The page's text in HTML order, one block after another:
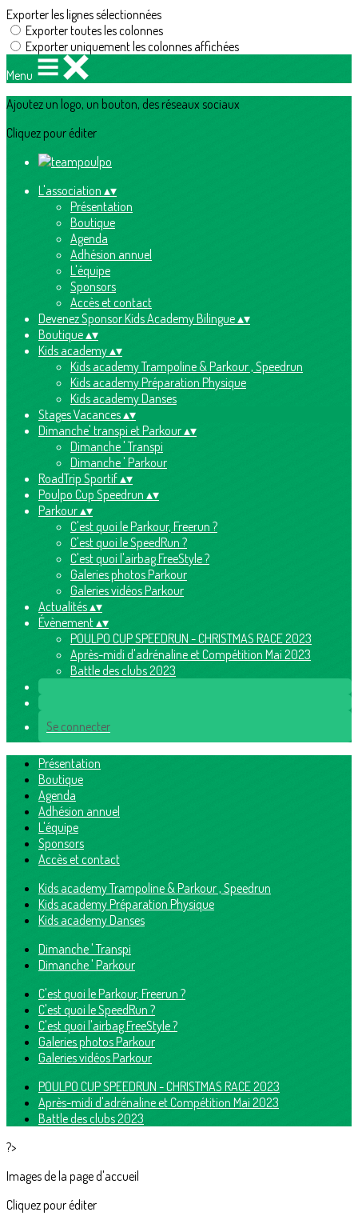
Exporter les lignes sélectionnées
Exporter toutes les colonnes
Exporter uniquement les colonnes affichées
Menu
Ajoutez un logo, un bouton, des réseaux sociaux
Cliquez pour éditer
L'association ▴▾
Présentation
Boutique
Agenda
Adhésion annuel
L'équipe
Sponsors
Accès et contact
Devenez Sponsor Kids Academy Bilingue▴▾
Boutique▴▾
Kids academy▴▾
Kids academy Trampoline & Parkour , Speedrun
Kids academy Préparation Physique
Kids academy Danses
Stages Vacances▴▾
Dimanche' transpi et Parkour▴▾
Dimanche ' Transpi
Dimanche ' Parkour
RoadTrip Sportif▴▾
Poulpo Cup Speedrun ▴▾
Parkour▴▾
C'est quoi le Parkour, Freerun ?
C'est quoi le SpeedRun ?
C'est quoi l'airbag FreeStyle ?
Galeries photos Parkour
Galeries vidéos Parkour
Actualités▴▾
Évènement▴▾
POULPO CUP SPEEDRUN - CHRISTMAS RACE 2023
Après-midi d'adrénaline et Compétition Mai 2023
Battle des clubs 2023
Se connecter
Présentation
Boutique
Agenda
Adhésion annuel
L'équipe
Sponsors
Accès et contact
Kids academy Trampoline & Parkour , Speedrun
Kids academy Préparation Physique
Kids academy Danses
Dimanche ' Transpi
Dimanche ' Parkour
C'est quoi le Parkour, Freerun ?
C'est quoi le SpeedRun ?
C'est quoi l'airbag FreeStyle ?
Galeries photos Parkour
Galeries vidéos Parkour
POULPO CUP SPEEDRUN - CHRISTMAS RACE 2023
Après-midi d'adrénaline et Compétition Mai 2023
Battle des clubs 2023
?>
Images de la page d'accueil
Cliquez pour éditer